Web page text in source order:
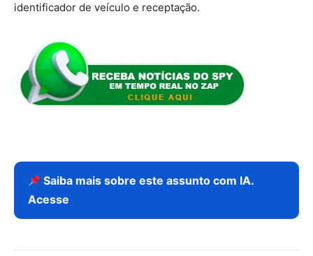
identificador de veículo e receptação.
Saiba mais sobre este assunto com IA.
Acesse